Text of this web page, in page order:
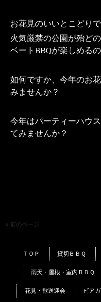
お花見のいいとこどりで
火気厳禁の公園が殆ど
ベートBBQが楽しめるの
如何ですか、今年のお
みませんか？
今年はパーティーハウ
てみませんか？
« 前のページ
ＴＯＰ 貸切ＢＢＱ
雨天・屋根・室内ＢＢＱ
花見・歓送迎会 ビア